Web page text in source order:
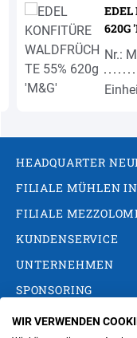
EDEL
620G
Nr.:
HEADQUARTER
FILIALE MÜHLEN
FILIALE
KUNDENSERVICE
UNTERNEHMEN
SPONSORING
AGB Privacy Policy
WIR VERWENDEN